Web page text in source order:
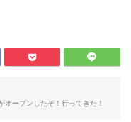
ープンしたぞ！行ってきた！